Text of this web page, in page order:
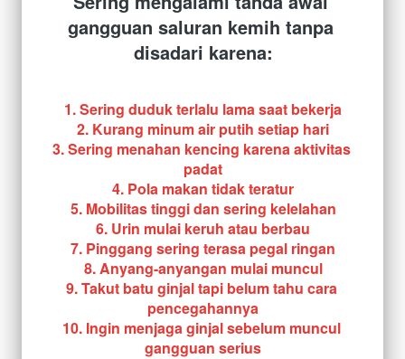
gangguan saluran kemih tanpa
disadari karena:
1. Sering duduk terlalu lama saat bekerja
2. Kurang minum air putih setiap hari
3. Sering menahan kencing karena aktivitas
padat
4. Pola makan tidak teratur
5. Mobilitas tinggi dan sering kelelahan
6. Urin mulai keruh atau berbau
7. Pinggang sering terasa pegal ringan
8. Anyang-anyangan mulai muncul
9. Takut batu ginjal tapi belum tahu cara
pencegahannya
10. Ingin menjaga ginjal sebelum muncul
gangguan serius